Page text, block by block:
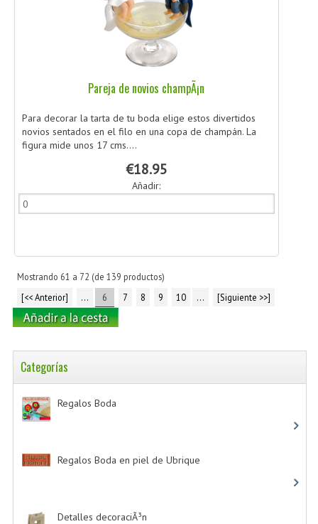
Pareja de novios champÃ¡n
Para decorar la tarta de tu boda elige estos divertidos
novios sentados en el filo en una copa de champán. La
figura mide unos 17 cms....
€18.95
Añadir:
Mostrando 61 a 72 (de139 productos)
[<< Anterior]
... 6 7 8 9 10 ... [Siguiente >>]
Categorías
Regalos Boda
Regalos Boda en piel de Ubrique
Detalles decoraciÃ³n